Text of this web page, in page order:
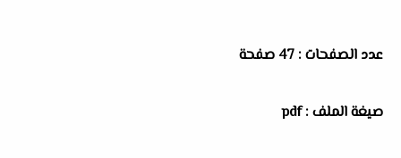
عدد الصفحات : 47 صفحة
صيغة الملف : pdf